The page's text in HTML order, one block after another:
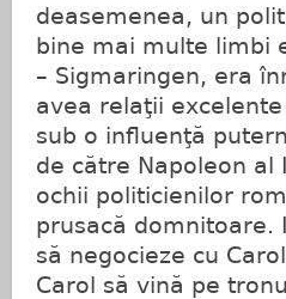
deasemenea, un
bine mai multe limbi
– Sigmaringen, era
avea relaţii
sub o influenţă
de către Napoleon
ochii politicienilor
prusacă domnitoare.
să negocieze cu
Carol să vină pe